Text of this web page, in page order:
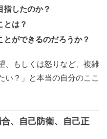
指したのか？
とは？
ができるのだろうか？
、もしくは怒りなど、複雑
い？」と本当の自分のここ
、自己防衛、自己正